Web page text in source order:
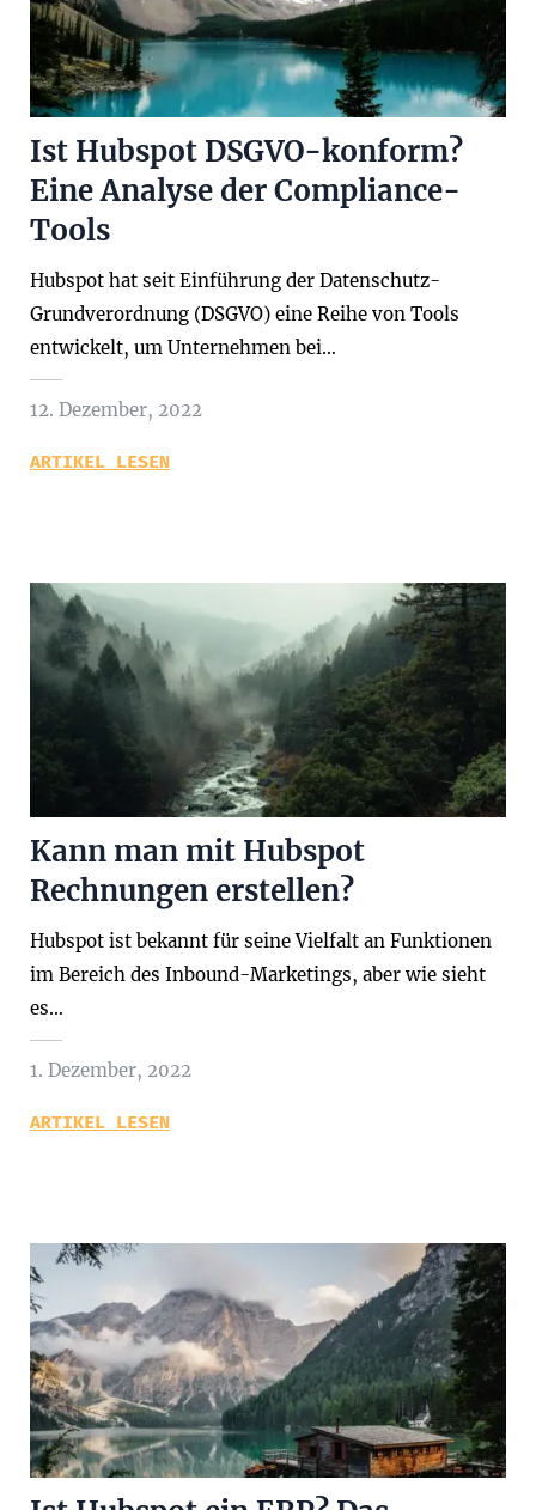
Ist Hubspot DSGVO-konform?
Eine Analyse der Compliance-
Tools
Hubspot hat seit Einführung der Datenschutz-
Grundverordnung (DSGVO) eine Reihe von Tools
entwickelt, um Unternehmen bei…
12. Dezember, 2022
ARTIKEL LESEN
Kann man mit Hubspot
Rechnungen erstellen?
Hubspot ist bekannt für seine Vielfalt an Funktionen
im Bereich des Inbound-Marketings, aber wie sieht
es…
1. Dezember, 2022
ARTIKEL LESEN